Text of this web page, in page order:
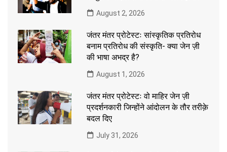
August 2, 2026
जंतर मंतर प्रोटेस्टः सांस्कृतिक प्रतिरोध
बनाम प्रतिरोध की संस्कृति- क्या जेन ज़ी
की भाषा अभद्र है?
August 1, 2026
जंतर मंतर प्रोटेस्टः वो माहिर जेन ज़ी
प्रदर्शनकारी जिन्होंने आंदोलन के तौर तरीक़े
बदल दिए
July 31, 2026